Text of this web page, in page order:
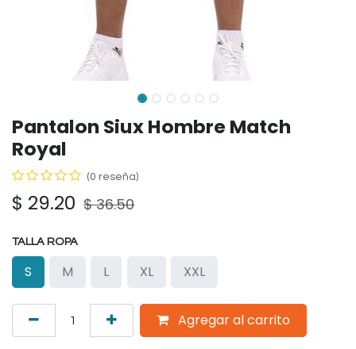
Pantalon Siux Hombre Match
Royal
(0 reseña)
$ 29.20 $36.50
TALLA ROPA
S M L XL XXL
Agregar al carrito